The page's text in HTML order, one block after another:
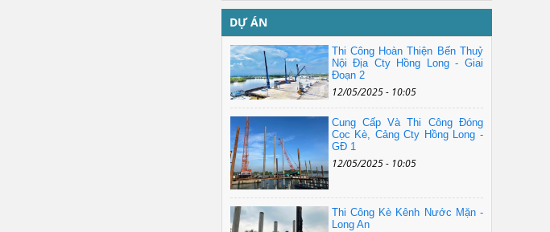
DỰ ÁN
Thi Công Hoàn Thiện Bến Thuỷ
Nội Địa Cty Hồng Long - Giai
Đoạn 2
12/05/2025 - 10:05
Cung Cấp Và Thi Công Đóng
Cọc Kè, Cảng Cty Hồng Long -
GĐ 1
12/05/2025 - 10:05
Thi Công Kè Kênh Nước Mặn -
Long An